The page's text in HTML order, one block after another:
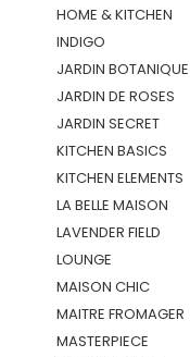
HOME & KITCHEN
INDIGO
JARDIN BOTANIQUE
JARDIN DE ROSES
JARDIN SECRET
KITCHEN BASICS
KITCHEN ELEMENTS
LA BELLE MAISON
LAVENDER FIELD
LOUNGE
MAISON CHIC
MAITRE FROMAGER
MASTERPIECE